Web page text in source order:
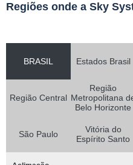
Regiões onde a Sky
BRASIL Estados Brasil
Região Central
Região
Metropolitana
Belo Horizonte
São Paulo
Vitória do
Espírito Santo